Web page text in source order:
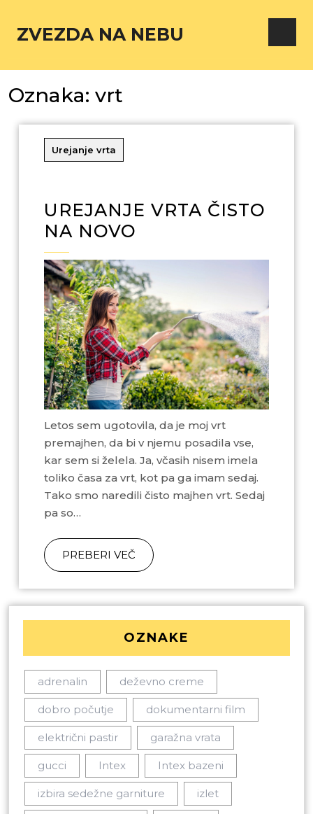
ZVEZDA NA NEBU
Oznaka: vrt
Urejanje vrta
UREJANJE VRTA ČISTO
NA NOVO
Letos sem ugotovila, da je moj vrt
premajhen, da bi v njemu posadila vse,
kar sem si želela. Ja, včasih nisem imela
toliko časa za vrt, kot pa ga imam sedaj.
Tako smo naredili čisto majhen vrt. Sedaj
pa so…
PREBERI VEČ
OZNAKE
adrenalin deževno creme
dobro počutje dokumentarni film
električni pastir garažna vrata
gucci Intex Intex bazeni
izbira sedežne garniture izlet